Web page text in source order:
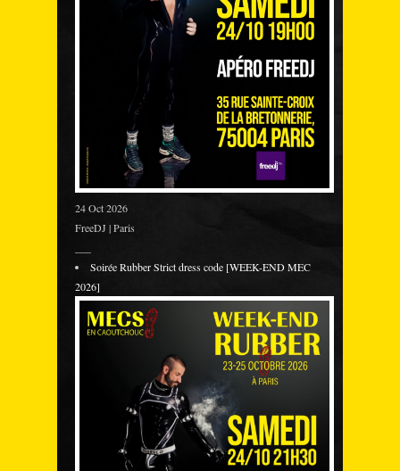
24 Oct 2026
FreeDJ | Paris
Soirée Rubber Strict dress code [WEEK-END MEC
2026]